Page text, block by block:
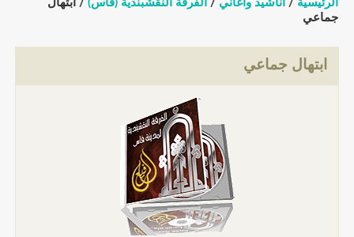
الرئيسية / أناشيد وأغاني / الفرقة النقشبندية (فاس) / ابتهال
جماعي
ابتهال جماعي